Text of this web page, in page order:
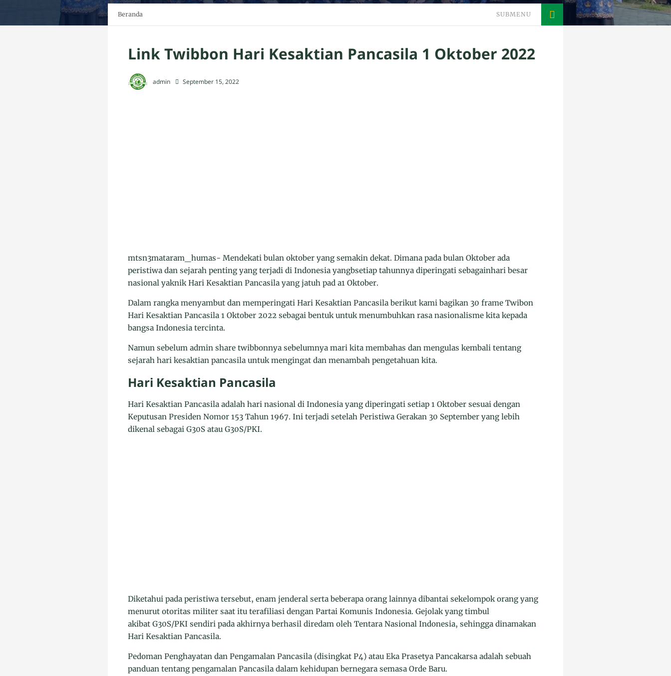
Beranda SUBMENU
Link Twibbon Hari Kesaktian Pancasila 1 Oktober 2022
admin September 15, 2022
mtsn3mataram_humas- Mendekati bulan oktober yang semakin dekat. Dimana pada bulan Oktober ada
peristiwa dan sejarah penting yang terjadi di Indonesia yangbsetiap tahunnya diperingati sebagainhari besar
nasional yaknik Hari Kesaktian Pancasila yang jatuh pad a1 Oktober.
Dalam rangka menyambut dan memperingati Hari Kesaktian Pancasila berikut kami bagikan 30 frame Twibon
Hari Kesaktian Pancasila 1 Oktober 2022 sebagai bentuk untuk menumbuhkan rasa nasionalisme kita kepada
bangsa Indonesia tercinta.
Namun sebelum admin share twibbonnya sebelumnya mari kita membahas dan mengulas kembali tentang
sejarah hari kesaktian pancasila untuk mengingat dan menambah pengetahuan kita.
Hari Kesaktian Pancasila
Hari Kesaktian Pancasila adalah hari nasional di Indonesia yang diperingati setiap 1 Oktober sesuai dengan
Keputusan Presiden Nomor 153 Tahun 1967. Ini terjadi setelah Peristiwa Gerakan 30 September yang lebih
dikenal sebagai G30S atau G30S/PKI.
Diketahui pada peristiwa tersebut, enam jenderal serta beberapa orang lainnya dibantai sekelompok orang yang
menurut otoritas militer saat itu terafiliasi dengan Partai Komunis Indonesia. Gejolak yang timbul
akibat G30S/PKI sendiri pada akhirnya berhasil diredam oleh Tentara Nasional Indonesia, sehingga dinamakan
Hari Kesaktian Pancasila.
Pedoman Penghayatan dan Pengamalan Pancasila (disingkat P4) atau Eka Prasetya Pancakarsa adalah sebuah
panduan tentang pengamalan Pancasila dalam kehidupan bernegara semasa Orde Baru.